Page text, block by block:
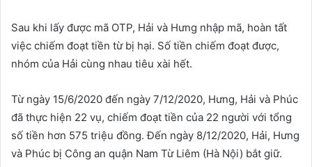
Sau khi lấy được mã OTP, Hải và Hưng nhập mã, hoàn tất
việc chiếm đoạt tiền từ bị hại. Số tiền chiếm đoạt được,
nhóm của Hải cùng nhau tiêu xài hết.
Từ ngày 15/6/2020 đến ngày 7/12/2020, Hưng, Hải và Phúc
đã thực hiện 22 vụ, chiếm đoạt tiền của 22 người với tổng
số tiền hơn 575 triệu đồng. Đến ngày 8/12/2020, Hải, Hưng
và Phúc bị Công an quận Nam Từ Liêm (Hà Nội) bắt giữ.